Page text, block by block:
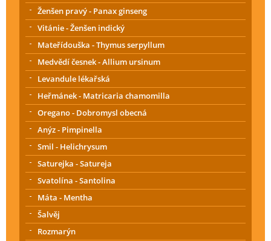
Ženšen pravý - Panax ginseng
Vitánie - Ženšen indický
Mateřídouška - Thymus serpyllum
Medvědí česnek - Allium ursinum
Levandule lékařská
Heřmánek - Matricaria chamomilla
Oregano - Dobromysl obecná
Anýz - Pimpinella
Smil - Helichrysum
Saturejka - Satureja
Svatolína - Santolina
Máta - Mentha
Šalvěj
Rozmarýn